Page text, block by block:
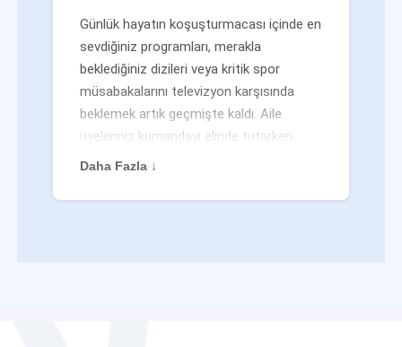
Günlük hayatın koşuşturmacası içinde en
sevdiğiniz programları, merakla
beklediğiniz dizileri veya kritik spor
müsabakalarını televizyon karşısında
beklemek artık geçmişte kaldı. Aile
üyeleriniz kumandayı elinde tutarken
veya siz evden uzaktayken bile
değilsiniz. Geleneksel yayıncılığın
Daha Fazla ↓